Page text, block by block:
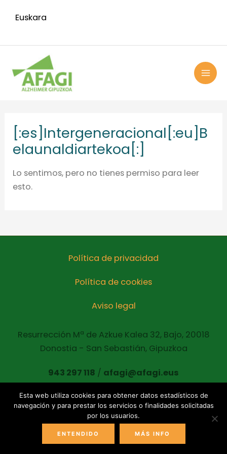
Euskara
[:es]Intergeneracional[:eu]B
elaunaldiartekoa[:]
Lo sentimos, pero no tienes permiso para leer
esto.
Política de privacidad
Política de cookies
Aviso legal
Resurrección Mª de Azkue Kalea 32, Bajo, 20018
Donostia - San Sebastián, Gipuzkoa
943 297 118 / afagi@afagi.eus
Copyright © 2021 AFAGI Todos los derechos
reservados
Esta web utiliza cookies para obtener datos estadísticos de
navegación y para prestar los servicios o finalidades solicitadas
por los usuarios.
ENTENDIDO MÁS INFO